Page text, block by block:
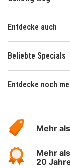
Entdecke auch
Beliebte Specials
Entdecke noch
Hotelspecials
Mehr
Mehr
20